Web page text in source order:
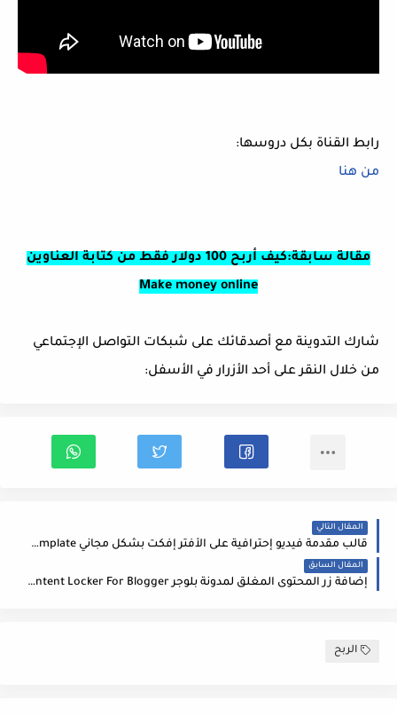
رابط القناة بكل دروسها:
من هنا
مقالة سابقة:كيف أربح 100 دولار فقط من كتابة العناوين
Make money online
شارك التدوينة مع أصدقائك على شبكات التواصل الإجتماعي
من خلال النقر على أحد الأزرار في الأسفل:
المقال التالي
قالب مقدمة فيديو إحترافية على الأفتر إفكت بشكل مجاني Free After Effects Template
المقال السابق
إضافة زر المحتوى المغلق لمدونة بلوجر Content Locker For Blogger
الربح